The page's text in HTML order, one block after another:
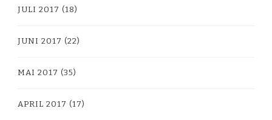
JULI 2017 (18)
JUNI 2017 (22)
MAI 2017 (35)
APRIL 2017 (17)